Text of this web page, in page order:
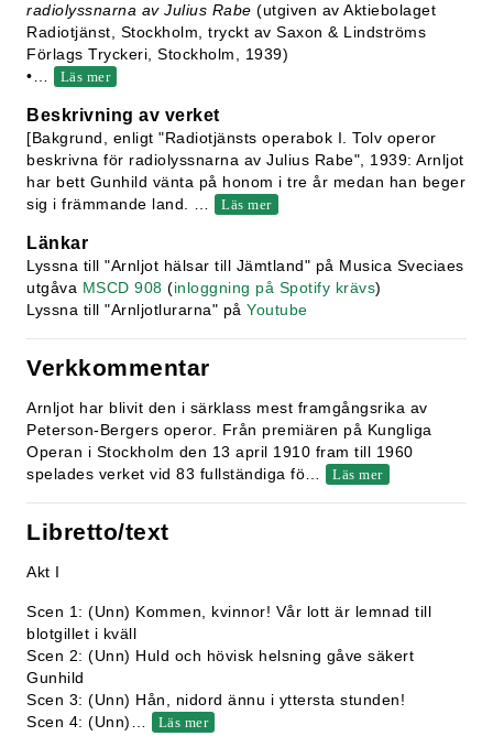
radiolyssnarna av Julius Rabe (utgiven av Aktiebolaget
Radiotjänst, Stockholm, tryckt av Saxon & Lindströms
Förlags Tryckeri, Stockholm, 1939)
•
Läs mer
Beskrivning av verket
[Bakgrund, enligt "Radiotjänsts operabok I. Tolv operor
beskrivna för radiolyssnarna av Julius Rabe", 1939: Arnljot
har bett Gunhild vänta på honom i tre år medan han beger
sig i främmande land.
Läs mer
Länkar
Lyssna till "Arnljot hälsar till Jämtland" på Musica Sveciaes
utgåva MSCD 908 (inloggning på Spotify krävs)
Lyssna till "Arnljotlurarna" på Youtube
Verkkommentar
Arnljot har blivit den i särklass mest framgångsrika av
Peterson-Bergers operor. Från premiären på Kungliga
Operan i Stockholm den 13 april 1910 fram till 1960
spelades verket vid 83 fullständiga fö
Läs mer
Libretto/text
Akt I
Scen 1: (Unn) Kommen, kvinnor! Vår lott är lemnad till
blotgillet i kväll
Scen 2: (Unn) Huld och hövisk helsning gåve säkert
Gunhild
Scen 3: (Unn) Hån, nidord ännu i yttersta stunden!
Scen 4: (Unn)
Läs mer